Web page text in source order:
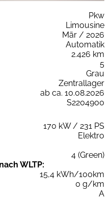
Pkw
Limousine
Mär / 2026
Automatik
2.426 km
5
Grau
Zentrallager
ab ca. 10.08.2026
S2204900
170 kW / 231 PS
Elektro
4 (Green)
WLTP:
15,4 kWh/100km
0 g/km
A